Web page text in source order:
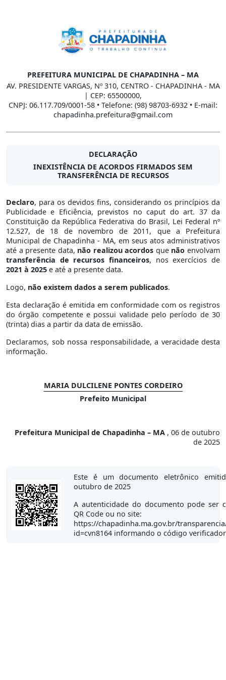
PREFEITURA MUNICIPAL DE CHAPADINHA – MA
AV. PRESIDENTE VARGAS, Nº 310, CENTRO - CHAPADINHA - MA
| CEP: 65500000,
CNPJ: 06.117.709/0001-58 • Telefone: (98) 98703-6932 • E-mail:
chapadinha.prefeitura@gmail.com
DECLARAÇÃO
INEXISTÊNCIA DE ACORDOS FIRMADOS SEM
TRANSFERÊNCIA DE RECURSOS
Declaro, para os devidos fins, considerando os princípios da
Publicidade e Eficiência, previstos no caput do art. 37 da
Constituição da República Federativa do Brasil, Lei Federal nº
12.527, de 18 de novembro de 2011, que a Prefeitura
Municipal de Chapadinha - MA, em seus atos administrativos
até a presente data, não realizou acordos que não envolvam
transferência de recursos financeiros, nos exercícios de
2021 à 2025 e até a presente data.
Logo, não existem dados a serem publicados.
Esta declaração é emitida em conformidade com os registros
do órgão competente e possui validade pelo período de 30
(trinta) dias a partir da data de emissão.
Declaramos, sob nossa responsabilidade, a veracidade desta
informação.
MARIA DULCILENE PONTES CORDEIRO
Prefeito Municipal
Prefeitura Municipal de Chapadinha – MA , 06 de outubro
de 2025
Este é um documento eletrônico
outubro de 2025
A autenticidade do documento pode ser
QR Code ou no site:
https://chapadinha.ma.gov.br/
id=cvn8164 informando o código